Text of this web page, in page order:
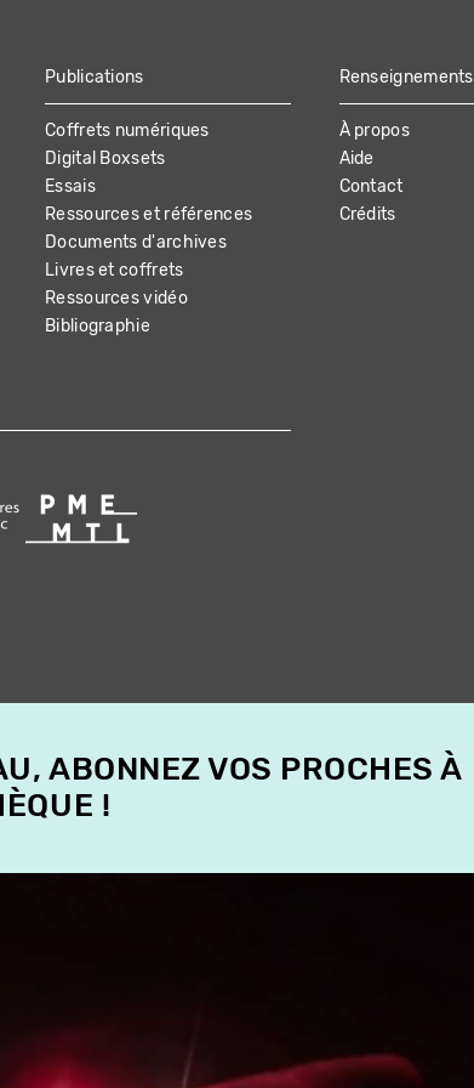
Publications
Coffrets numériques
Digital Boxsets
Essais
Ressources et références
Documents d'archives
Livres et coffrets
Ressources vidéo
Bibliographie
Renseignements
À propos
Aide
Contact
Crédits
ABONNEZ VOS PROCHES À
!